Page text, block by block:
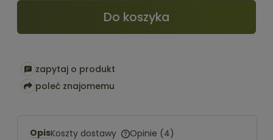
Do koszyka
zapytaj o produkt
poleć znajomemu
OpisKoszty dostawy Opinie (4)